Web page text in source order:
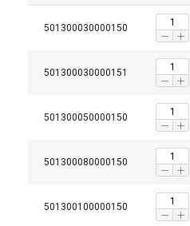
501300030000150
501300030000151
501300050000150
501300080000150
501300100000150